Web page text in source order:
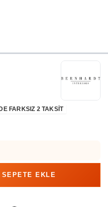
FARKSIZ 2 TAKSİT